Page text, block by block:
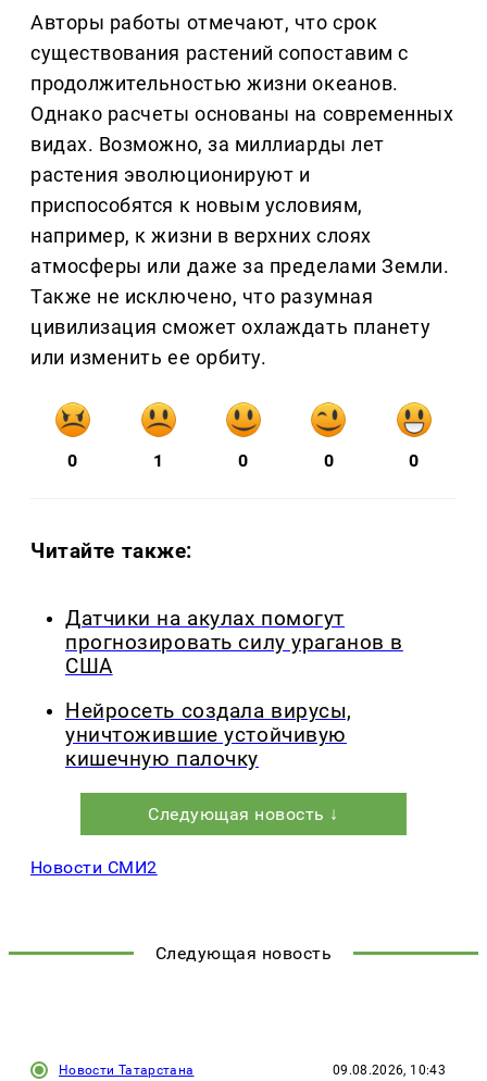
Авторы работы отмечают, что срок
существования растений сопоставим с
продолжительностью жизни океанов.
Однако расчеты основаны на современных
видах. Возможно, за миллиарды лет
растения эволюционируют и
приспособятся к новым условиям,
например, к жизни в верхних слоях
атмосферы или даже за пределами Земли.
Также не исключено, что разумная
цивилизация сможет охлаждать планету
или изменить ее орбиту.
0 1 0 0 0
Читайте также:
Датчики на акулах помогут
прогнозировать силу ураганов в
США
Нейросеть создала вирусы,
уничтожившие устойчивую
кишечную палочку
Следующая новость ↓
Новости СМИ2
Следующая новость
Новости Татарстана 09.08.2026, 10:43